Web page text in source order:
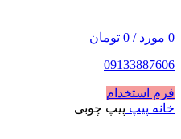
0 مورد /
0 تومان
09133887606
فرم استخدام
خانه پیپ پیپ چوبی